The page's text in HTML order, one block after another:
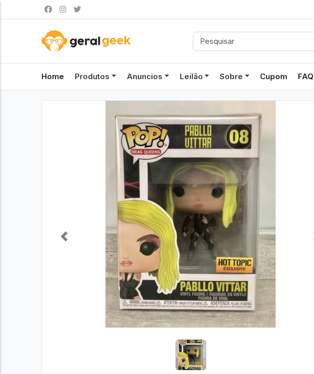
Home Produtos Anuncios Leilão Sobre Cupom FAQ
Previous